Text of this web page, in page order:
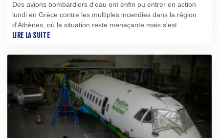
Des avions bombardiers d'eau ont enfin pu entrer en action
lundi en Grèce contre les multiples incendies dans la région
d'Athènes, où la situation reste menaçante mais s'est
légèrement améliorée à la faveur d'une baisse des rafales de
LIRE LA SUITE